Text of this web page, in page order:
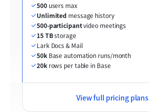
500 users max
Unlimited message history
500-participant video meetings
15 TB storage
Lark Docs & Mail
50k Base automation runs/month
20k rows per table in Base
View full pricing plans